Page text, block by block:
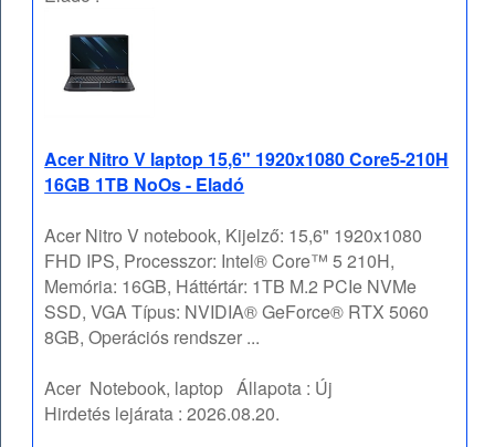
Acer Nitro V laptop 15,6" 1920x1080 Core5-210H
16GB 1TB NoOs - Eladó
Acer Nitro V notebook, Kijelző: 15,6" 1920x1080
FHD IPS, Processzor: Intel® Core™ 5 210H,
Memória: 16GB, Háttértár: 1TB M.2 PCIe NVMe
SSD, VGA Típus: NVIDIA® GeForce® RTX 5060
8GB, Operációs rendszer ...
Acer Notebook, laptop Állapota : Új
Hirdetés lejárata :2026.08.20.